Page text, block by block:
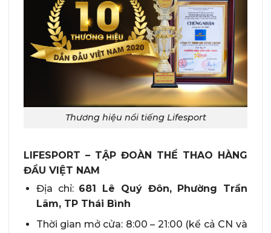
Thương hiệu nổi tiếng Lifesport
LIFESPORT – TẬP ĐOÀN THỂ THAO HÀNG
ĐẦU VIỆT NAM
Địa chỉ: 681 Lê Quý Đôn, Phường Trần
Lãm, TP Thái Bình
Thời gian mở cửa: 8:00 – 21:00 (kể cả CN và